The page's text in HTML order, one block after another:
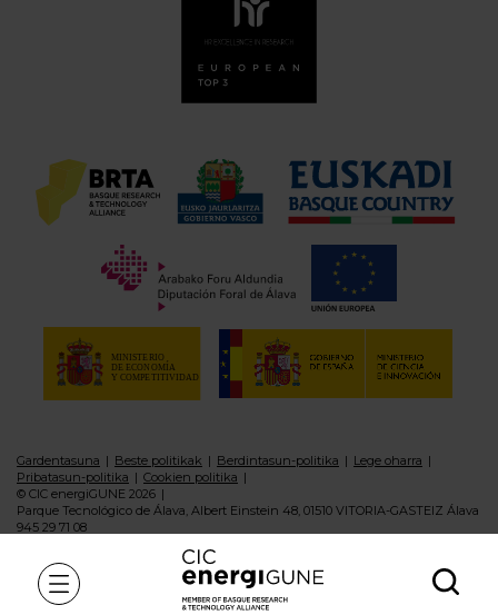
Gardentasuna Beste politikak Berdintasun-politika
Lege oharra
Pribatasun-politika
Cookien politika
© CIC energiGUNE 2026
Parque Tecnológico de Álava, Albert Einstein 48, 01510 VITORIA-GASTEIZ Álava
945 29 71 08